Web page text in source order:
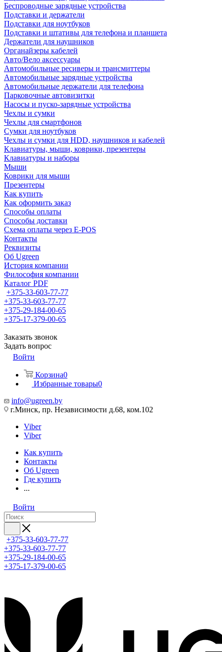
Беспроводные зарядные устройства
Подставки и держатели
Подставки для ноутбуков
Подставки и штативы для телефона и планшета
Держатели для наушников
Органайзеры кабелей
Авто/Вело аксессуары
Автомобильные ресиверы и трансмиттеры
Автомобильные зарядные устройства
Автомобильные держатели для телефона
Парковочные автовизитки
Насосы и пуско-зарядные устройства
Чехлы и сумки
Чехлы для смартфонов
Сумки для ноутбуков
Чехлы и сумки для HDD, наушников и кабелей
Клавиатуры, мыши, коврики, презентеры
Клавиатуры и наборы
Мыши
Коврики для мыши
Презентеры
Как купить
Как оформить заказ
Способы оплаты
Способы доставки
Схема оплаты через E-POS
Контакты
Реквизиты
Об Ugreen
История компании
Философия компании
Каталог PDF
+375-33-603-77-77
+375-33-603-77-77
+375-29-184-00-65
+375-17-379-00-65
Заказать звонок
Задать вопрос
Войти
Корзина0
Избранные товары0
info@ugreen.by
г.Минск, пр. Независимости д.68, ком.102
Viber
Viber
Как купить
Контакты
Об Ugreen
Где купить
...
Войти
+375-33-603-77-77
+375-33-603-77-77
+375-29-184-00-65
+375-17-379-00-65